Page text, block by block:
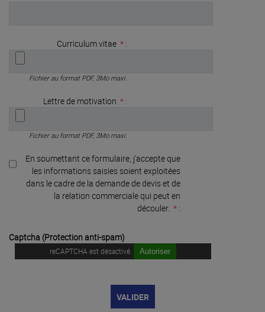
Curriculum vitae * :
Fichier au format PDF, 3Mo maxi.
Lettre de motivation * :
Fichier au format PDF, 3Mo maxi.
En soumettant ce formulaire, j'accepte que
les informations saisies soient exploitées
dans le cadre de la demande de devis et de
la relation commerciale qui peut en
découler. * :
Captcha (Protection anti-spam)
reCAPTCHA est désactivé. Autoriser